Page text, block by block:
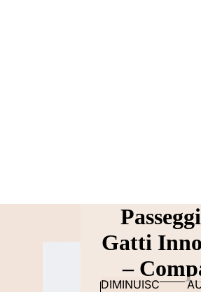
Gatti
–
DIMINUISCI